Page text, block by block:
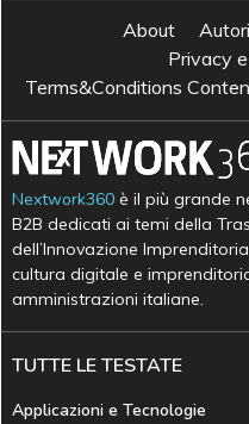
About Autori
Privacy
Terms&Conditions
Nextwork360 è il più grande
B2B dedicati ai temi della
dell’Innovazione
cultura digitale e
amministrazioni italiane.
TUTTE LE TESTATE
Applicazioni e Tecnologie